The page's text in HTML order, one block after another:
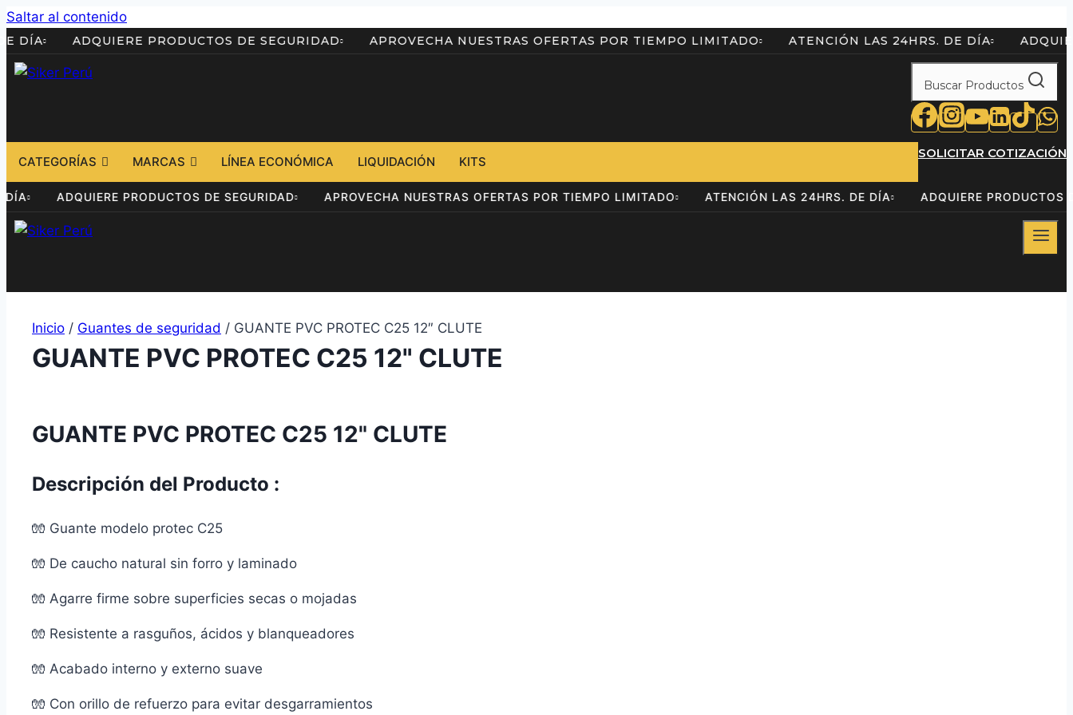
Saltar al contenido
DE DÍA ADQUIERE PRODUCTOS DE SEGURIDAD APROVECHA NUESTRAS OFERTAS POR TIEMPO LIMITADO ATENCIÓN LAS 24HRS. DE DÍA
Buscar Productos
CATEGORÍAS MARCAS LÍNEA ECONÓMICA LIQUIDACIÓN KITS
SOLICITAR COTIZACIÓN
DE DÍA ADQUIERE PRODUCTOS DE SEGURIDAD APROVECHA NUESTRAS OFERTAS POR TIEMPO LIMITADO ATENCIÓN LAS 24HRS. DE DÍA ADQUIERE
Inicio / Guantes de seguridad / GUANTE PVC PROTEC C25 12″ CLUTE
GUANTE PVC PROTEC C25 12" CLUTE
GUANTE PVC PROTEC C25 12" CLUTE
Descripción del Producto :
🧤 Guante modelo protec C25
🧤 De caucho natural sin forro y laminado
🧤 Agarre firme sobre superficies secas o mojadas
🧤 Resistente a rasguños, ácidos y blanqueadores
🧤 Acabado interno y externo suave
🧤 Con orillo de refuerzo para evitar desgarramientos